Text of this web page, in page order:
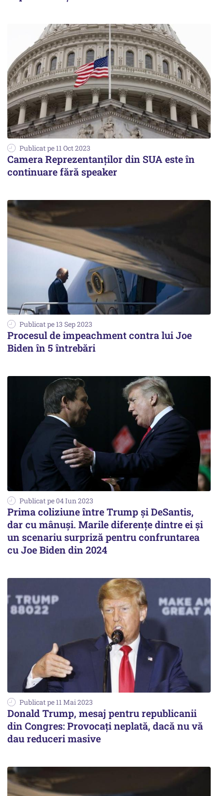
Publicat pe 11 Oct 2023
Camera Reprezentanţilor din SUA este în
continuare fără speaker
Publicat pe 13 Sep 2023
Procesul de impeachment contra lui Joe
Biden în 5 întrebări
Publicat pe 04 Iun 2023
Prima coliziune între Trump și DeSantis,
dar cu mânuși. Marile diferențe dintre ei și
un scenariu surpriză pentru confruntarea
cu Joe Biden din 2024
Publicat pe 11 Mai 2023
Donald Trump, mesaj pentru republicanii
din Congres: Provocaţi neplată, dacă nu vă
dau reduceri masive